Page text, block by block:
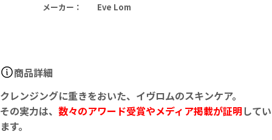
メーカー ： Eve Lom
商品詳細
クレンジングに重きをおいた、イヴロムのスキンケア。
その実力は、 数々のアワード受賞やメディア掲載が証明してい
ます。